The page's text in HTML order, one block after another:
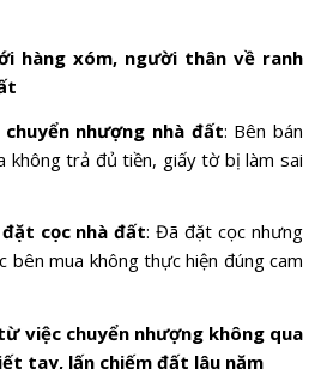
hàng xóm, người thân về ranh
nhượng nhà đất: Bên bán
không trả đủ tiền, giấy tờ bị làm sai
cọc nhà đất: Đã đặt cọc nhưng
bên mua không thực hiện đúng cam
việc chuyển nhượng không qua
tay, lấn chiếm đất lâu năm